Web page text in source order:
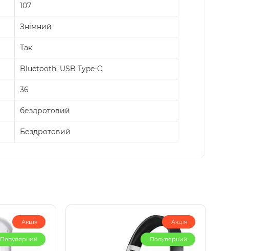
107
Знімний
Так
Bluetooth, USB Type-C
36
бездротовий
Бездротовий
Акція
Популярний
Акція
Популярний